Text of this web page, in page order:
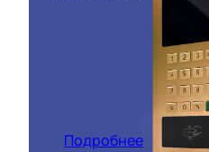
Подробнее